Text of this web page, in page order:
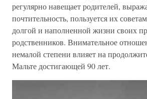
регулярно навещает родителей,
почтительность, пользуется их
долгой и наполненной жизни своих
родственников. Внимательное
немалой степени влияет на
Мальте достигающей 90 лет.